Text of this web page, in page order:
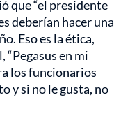
que “el presidente
deberían hacer una
Eso es la ética,
“Pegasus en mi
los funcionarios
y si no le gusta, no